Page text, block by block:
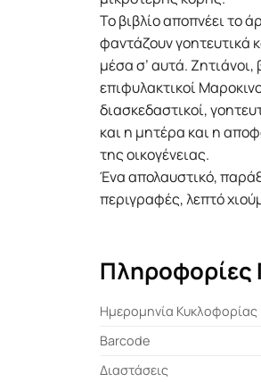
Το βιβλίο αποπνέει το
φαντάζουν γοητευτικά
μέσα σ’ αυτά.
επιφυλακτικοί
διασκεδαστικοί,
και η μητέρα και η
της οικογένειας.
Ένα απολαυστικό,
περιγραφές, λεπτό
Πληροφορίες
Ημερομηνία Κυκλοφορίας
Barcode
Διαστάσεις